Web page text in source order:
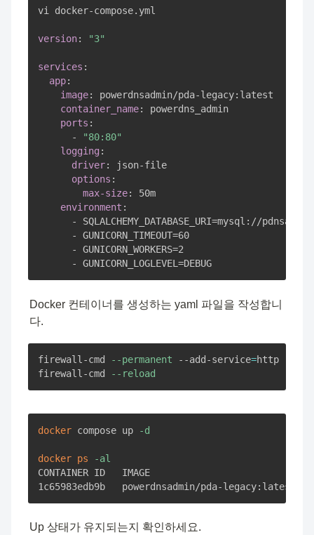
vi docker-compose.yml
version: "3"
services :
app:
image: powerdnsadmin/pda-legacy: latest
container_name:
powerdns_admin
ports :
-
"80:80"
logging :
driver: json-file
options :
max-size:
50m
environment :
- SQLALCHEMY_DATABASE_URI=mysql : //
- GUNICORN_TIMEOUT=60
- GUNICORN_WORKERS=2
- GUNICORN_LOGLEVEL=DEBUG
Docker 컨테이너를 생성하는 yaml 파일을 작성합니
다.
firewall-cmd --permanent --add-service=http
firewall-cmd
--reload
docker compose up -d
docker ps
-al
CONTAINER ID   IMAGE
1c65983edb9b   powerdnsadmin/pda-legacy:latest
Up 상태가 유지되는지 확인하세요.